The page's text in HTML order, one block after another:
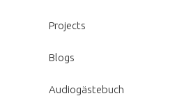
Projects
Blogs
Audiogästebuch